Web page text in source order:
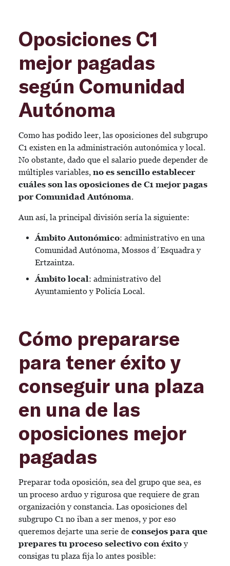
Oposiciones C1
mejor pagadas
según Comunidad
Autónoma
Como has podido leer, las oposiciones del subgrupo
C1 existen en la administración autonómica y local.
No obstante, dado que el salario puede depender de
múltiples variables, no es sencillo establecer
cuáles son las oposiciones de C1 mejor pagas
por Comunidad Autónoma.
Aun así, la principal división sería la siguiente:
Ámbito Autonómico: administrativo en una
Comunidad Autónoma, Mossos d´Esquadra y
Ertzaintza.
Ámbito local: administrativo del
Ayuntamiento y Policía Local.
Cómo prepararse
para tener éxito y
conseguir una plaza
en una de las
oposiciones mejor
pagadas
Preparar toda oposición, sea del grupo que sea, es
un proceso arduo y rigurosa que requiere de gran
organización y constancia. Las oposiciones del
subgrupo C1 no iban a ser menos, y por eso
queremos dejarte una serie de consejos para que
prepares tu proceso selectivo con éxitoy
consigas tu plaza fija lo antes posible: